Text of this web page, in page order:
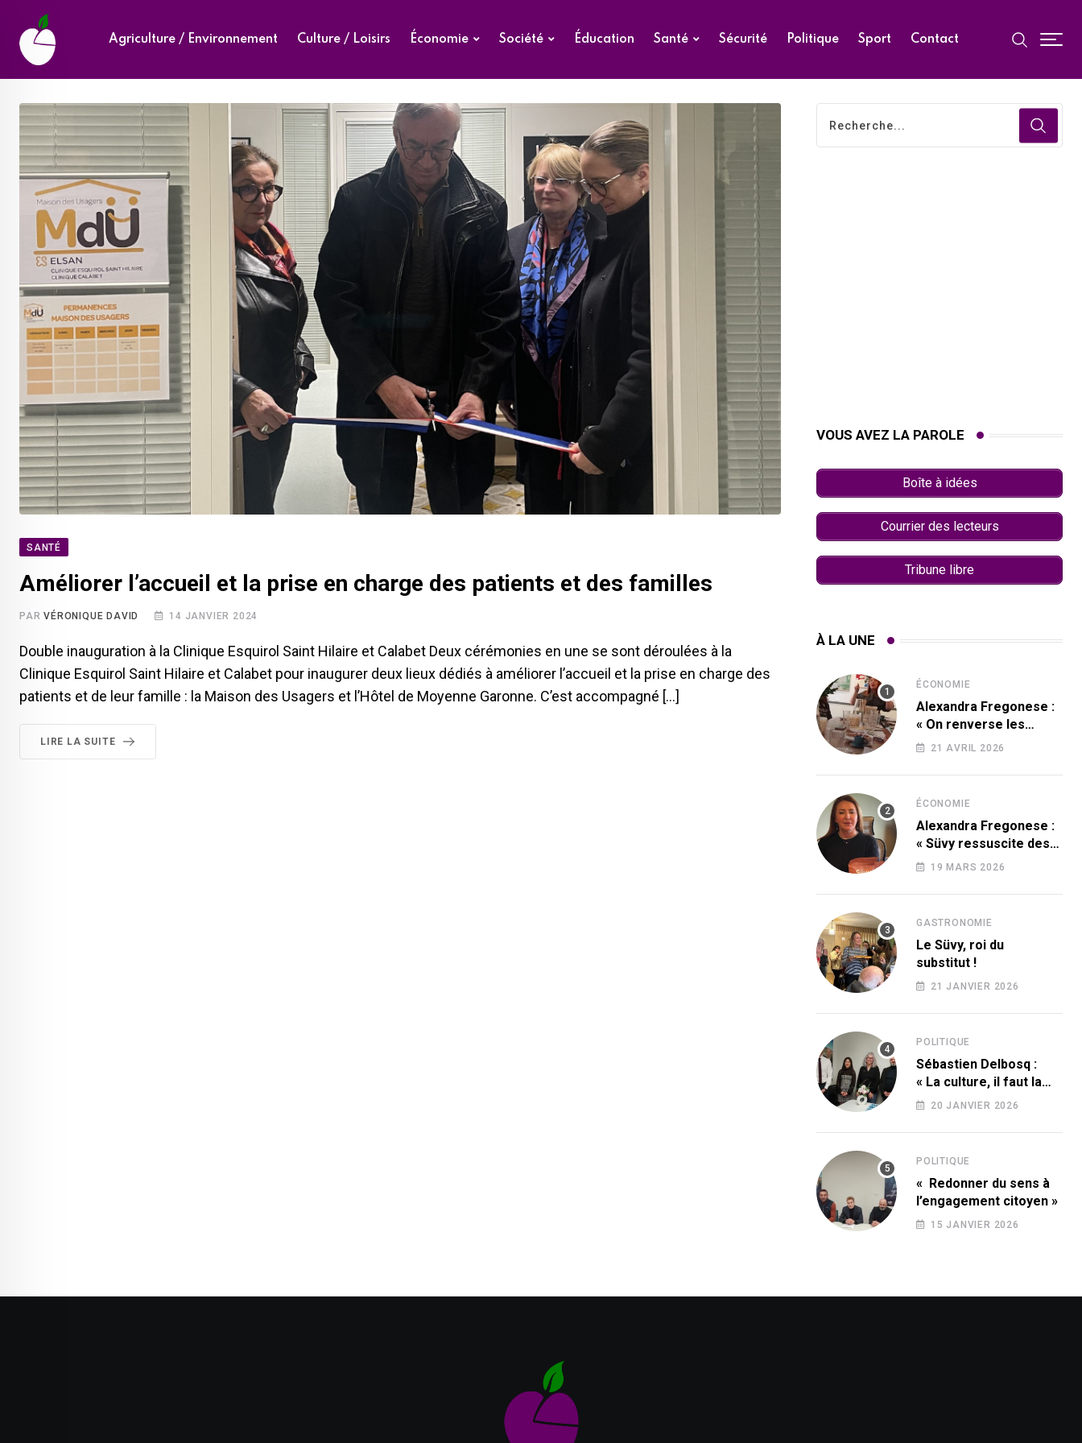
content
Agriculture / Environnement Culture / Loisirs Économie Société Éducation Santé Sécurité Politique Sport Contact
SANTÉ
Améliorer l’accueil et la prise en charge des patients et des familles
PARVÉRONIQUE DAVID 14 JANVIER 2024
Double inauguration à la Clinique Esquirol Saint Hilaire et Calabet Deux cérémonies en une se sont déroulées à la
Clinique Esquirol Saint Hilaire et Calabet pour inaugurer deux lieux dédiés à améliorer l’accueil et la prise en charge des
patients et de leur famille : la Maison des Usagers et l’Hôtel de Moyenne Garonne. C’est accompagné […]
LIRE LA SUITE
VOUS AVEZ LA PAROLE
Boîte à idées
Courrier des lecteurs
Tribune libre
À LA UNE
ÉCONOMIE
Alexandra Fregonese :
« On renverse les
codes » !
21 AVRIL 2026
ÉCONOMIE
Alexandra Fregonese :
« Süvy ressuscite des
produits condamnés
19 MARS 2026
GASTRONOMIE
Le Süvy, roi du
substitut !
21 JANVIER 2026
POLITIQUE
Sébastien Delbosq :
« La culture, il faut la
conquérir ! »
20 JANVIER 2026
POLITIQUE
« Redonner du sens à
l’engagement citoyen »
15 JANVIER 2026